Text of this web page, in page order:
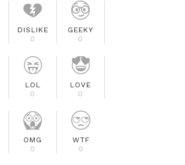
DISLIKE
0
GEEKY
0
LOL
0
LOVE
0
OMG
0
WTF
0